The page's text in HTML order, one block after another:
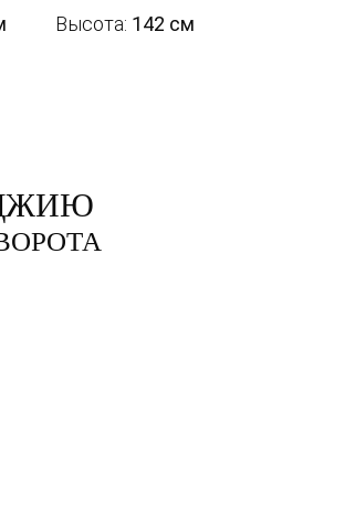
Высота: 142 см